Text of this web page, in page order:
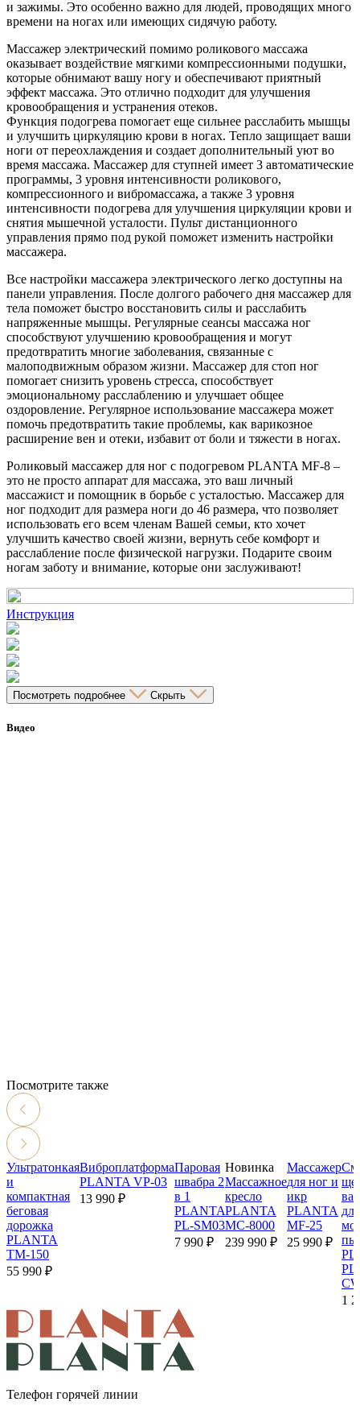
и зажимы. Это особенно важно для людей, проводящих много
времени на ногах или имеющих сидячую работу.
Массажер электрический помимо роликового массажа
оказывает воздействие мягкими компрессионными подушки,
которые обнимают вашу ногу и обеспечивают приятный
эффект массажа. Это отлично подходит для улучшения
кровообращения и устранения отеков.
Функция подогрева помогает еще сильнее расслабить мышцы
и улучшить циркуляцию крови в ногах. Тепло защищает ваши
ноги от переохлаждения и создает дополнительный уют во
время массажа. Массажер для ступней имеет 3 автоматические
программы, 3 уровня интенсивности роликового,
компрессионного и вибромассажа, а также 3 уровня
интенсивности подогрева для улучшения циркуляции крови и
снятия мышечной усталости. Пульт дистанционного
управления прямо под рукой поможет изменить настройки
массажера.
Все настройки массажера электрического легко доступны на
панели управления. После долгого рабочего дня массажер для
тела поможет быстро восстановить силы и расслабить
напряженные мышцы. Регулярные сеансы массажа ног
способствуют улучшению кровообращения и могут
предотвратить многие заболевания, связанные с
малоподвижным образом жизни. Массажер для стоп ног
помогает снизить уровень стресса, способствует
эмоциональному расслаблению и улучшает общее
оздоровление. Регулярное использование массажера может
помочь предотвратить такие проблемы, как варикозное
расширение вен и отеки, избавит от боли и тяжести в ногах.
Роликовый массажер для ног с подогревом PLANTA MF-8 –
это не просто аппарат для массажа, это ваш личный
массажист и помощник в борьбе с усталостью. Массажер для
ног подходит для размера ноги до 46 размера, что позволяет
использовать его всем членам Вашей семьи, кто хочет
улучшить качество своей жизни, вернуть себе комфорт и
расслабление после физической нагрузки. Подарите своим
ногам заботу и внимание, которые они заслуживают!
Инструкция
Посмотреть подробнее Скрыть
Видео
Посмотрите также
Ультратонкая
и
компактная
беговая
дорожка
PLANTA
TM-150
55 990 ₽
Виброплатформа
PLANTA VP-03
13 990 ₽
Паровая
швабра 2
в 1
PLANTA
PL-SM03
7 990 ₽
Новинка
Массажное
кресло
PLANTA
MC-8000
239 990 ₽
Массажер
для ног и
икр
PLANTA
MF-25
25 990 ₽
для
PL-
1
Телефон горячей линии